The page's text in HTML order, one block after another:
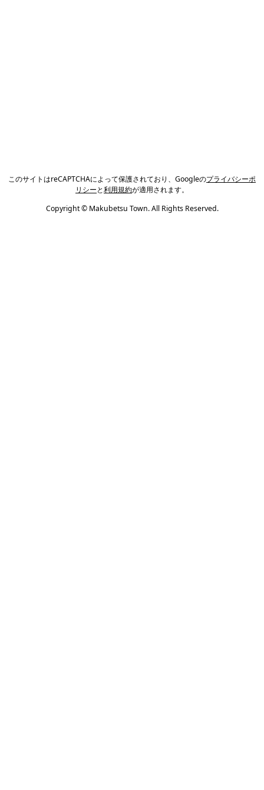
このサイトはreCAPTCHAによって保護されており、Googleのプライバシーポ
リシーと利用規約が適用されます。
Copyright © Makubetsu Town. All Rights Reserved.